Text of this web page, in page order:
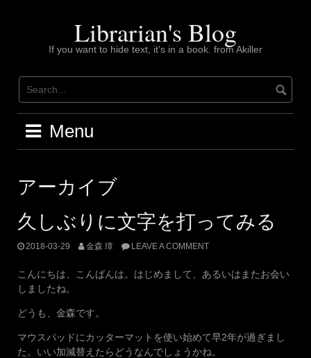
Librarian's Blog
If you want to hide text, it's in a book. from Akiller
Menu
アーカイブ
久しぶりに文字を打ってみる
2018-03-29 金森 璋 LEAVE A COMMENT
こんにちは、こんばんは。はじめまして、あるいはまたお会い
しましたね。
どうも、金森です。
マウスパッドにカッターマットを使い始めて早2年が過ぎまし
た。いい加減替えたらどうなんでしょうかね。